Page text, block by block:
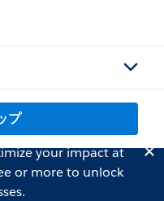
プ
your impact at
or more to unlock